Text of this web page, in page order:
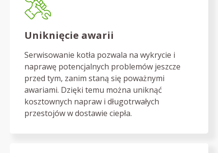
Uniknięcie awarii
Serwisowanie kotła pozwala na wykrycie i
naprawę potencjalnych problemów jeszcze
przed tym, zanim staną się poważnymi
awariami. Dzięki temu można uniknąć
kosztownych napraw i długotrwałych
przestojów w dostawie ciepła.